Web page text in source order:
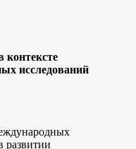
контексте
исследований
развитии